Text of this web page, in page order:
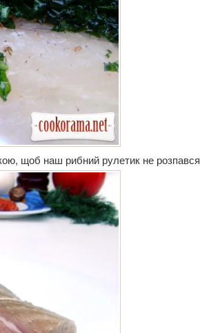
щоб наш рибний рулетик не